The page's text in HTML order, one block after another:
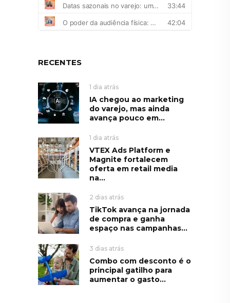
RECENTES
1 dia atrás
IA chegou ao marketing
do varejo, mas ainda
avança pouco em...
1 dia atrás
VTEX Ads Platform e
Magnite fortalecem
oferta em retail media
na...
2 dias atrás
TikTok avança na jornada
de compra e ganha
espaço nas campanhas...
3 dias atrás
Combo com desconto é o
principal gatilho para
aumentar o gasto...